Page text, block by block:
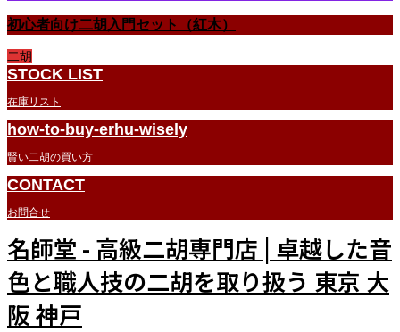
初心者向け二胡入門セット（紅木）
二胡
STOCK LIST
在庫リスト
how-to-buy-erhu-wisely
賢い二胡の買い方
CONTACT
お問合せ
名師堂 - 高級二胡専門店 | 卓越した音
色と職人技の二胡を取り扱う 東京 大
阪 神戸